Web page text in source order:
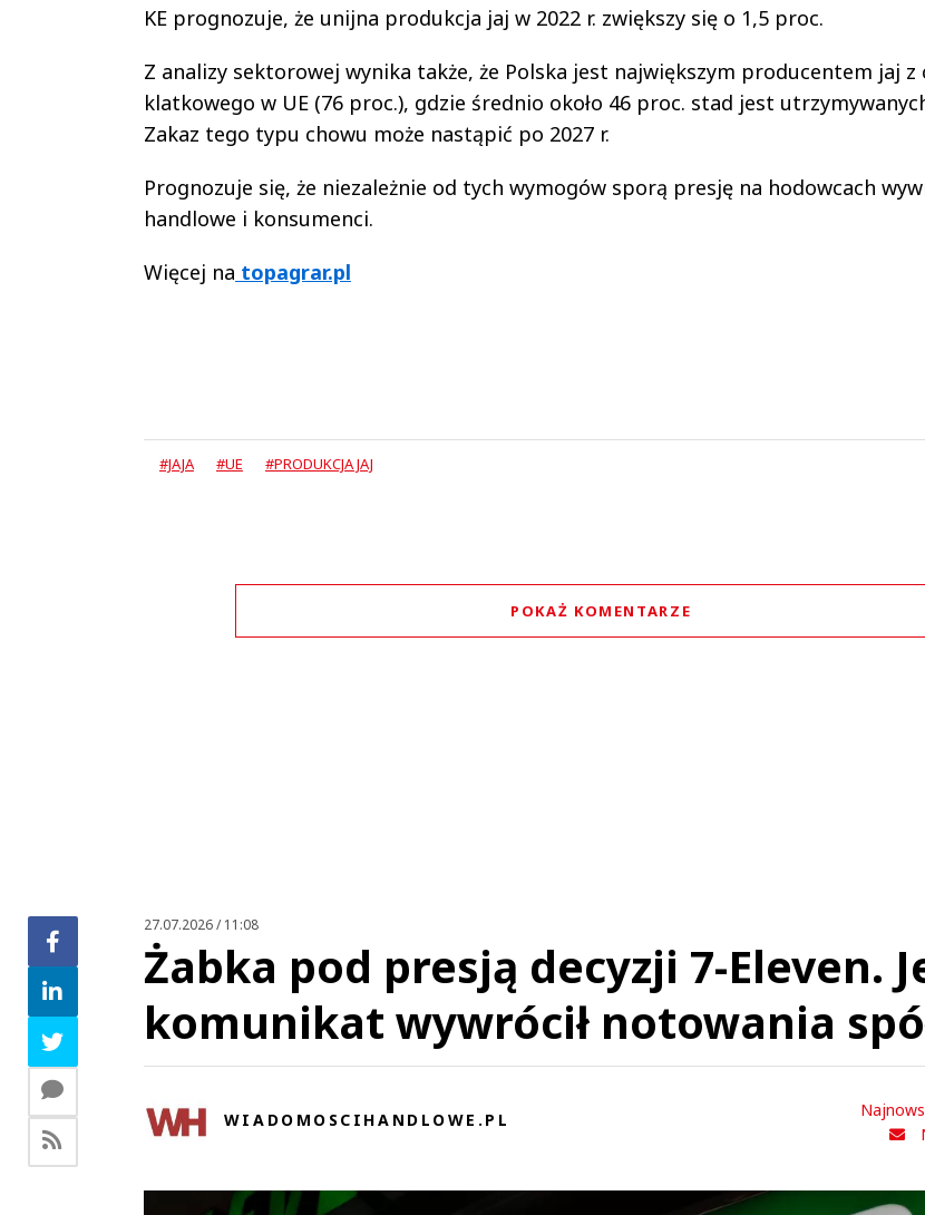
KE prognozuje, że unijna produkcja jaj w 2022 r. zwiększy się o 1,5 proc.
Z analizy sektorowej wynika także, że Polska jest największym producentem jaj z
klatkowego w UE (76 proc.), gdzie średnio około 46 proc. stad jest
Zakaz tego typu chowu może nastąpić po 2027 r.
Prognozuje się, że niezależnie od tych wymogów sporą presję na hodowcach
handlowe i konsumenci.
Więcej na topagrar.pl
#JAJA #UE #PRODUKCJA JAJ
POKAŻ KOMENTARZE
27.07.2026 / 11:08
Żabka pod presją decyzji 7-Eleven.
komunikat wywrócił notowania
WIADOMOSCIHANDLOWE.PL